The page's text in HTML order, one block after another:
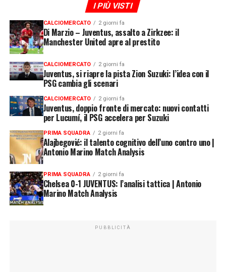
I PIÙ VISTI
CALCIOMERCATO 2 giorni fa
Di Marzio – Juventus, assalto a Zirkzee: il
Manchester United apre al prestito
CALCIOMERCATO 2 giorni fa
Juventus, si riapre la pista Zion Suzuki: l’idea con il
PSG cambia gli scenari
CALCIOMERCATO 2 giorni fa
Juventus, doppio fronte di mercato: nuovi contatti
per Lucumí, il PSG accelera per Suzuki
PRIMA SQUADRA 2 giorni fa
Alajbegović: il talento cognitivo dell’uno contro uno |
Antonio Marino Match Analysis
PRIMA SQUADRA 2 giorni fa
Chelsea 0-1 JUVENTUS: l’analisi tattica | Antonio
Marino Match Analysis
PUBBLICITÀ